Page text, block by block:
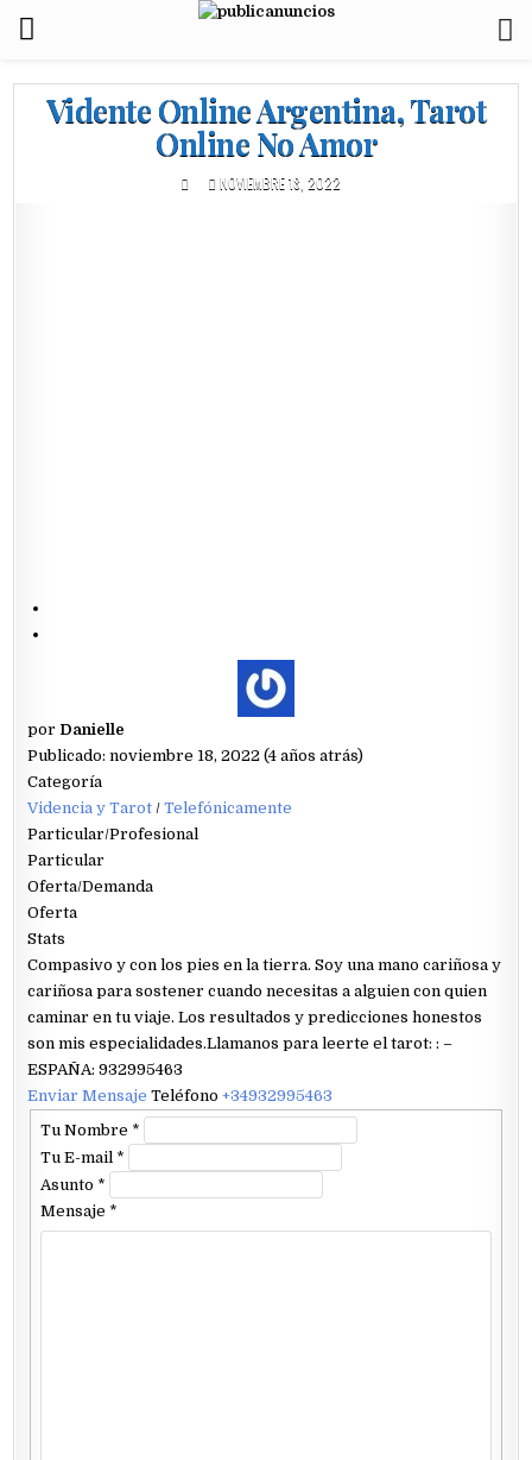
Vidente Online Argentina, Tarot
Online No Amor
NOVIEMBRE 18, 2022
por Danielle
Publicado: noviembre 18, 2022 (4 años atrás)
Categoría
Videncia y Tarot /Telefónicamente
Particular/Profesional
Particular
Oferta/Demanda
Oferta
Stats
Compasivo y con los pies en la tierra. Soy una mano cariñosa y
cariñosa para sostener cuando necesitas a alguien con quien
caminar en tu viaje. Los resultados y predicciones honestos
son mis especialidades.Llamanos para leerte el tarot: : –
ESPAÑA: 932995463
Enviar MensajeTeléfono+34932995463
Tu Nombre *
Tu E-mail *
Asunto *
Mensaje *